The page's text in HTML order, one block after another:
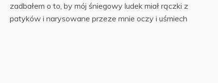
zadbałem o to, by mój śniegowy ludek miał rączki z
patyków i narysowane przeze mnie oczy i uśmiech